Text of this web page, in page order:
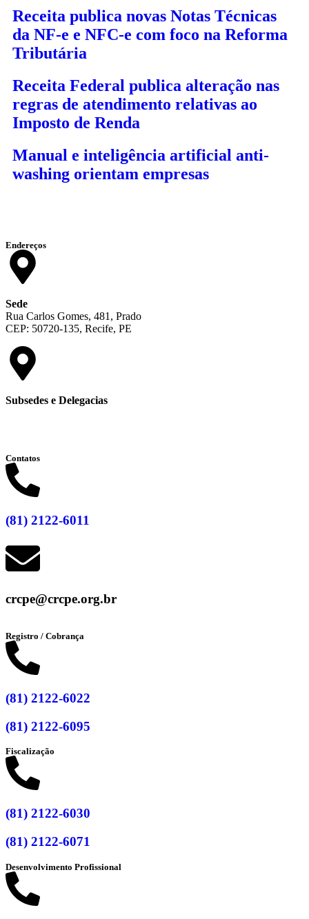
Receita publica novas Notas Técnicas
da NF-e e NFC-e com foco na Reforma
Tributária
Receita Federal publica alteração nas
regras de atendimento relativas ao
Imposto de Renda
Manual e inteligência artificial anti-
washing orientam empresas
Endereços
Sede
Rua Carlos Gomes, 481, Prado
CEP: 50720-135, Recife, PE
Subsedes e Delegacias
Contatos
(81) 2122-6011
crcpe@crcpe.org.br
Registro / Cobrança
(81) 2122-6022
(81) 2122-6095
Fiscalização
(81) 2122-6030
(81) 2122-6071
Desenvolvimento Profissional